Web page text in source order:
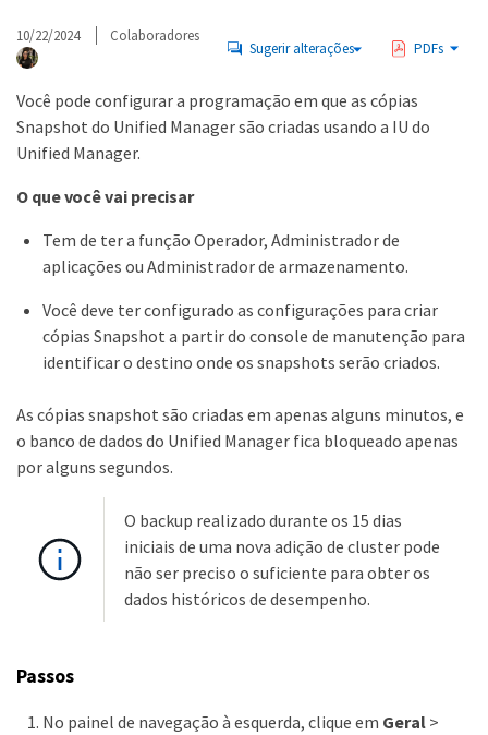
10/22/2024 Colaboradores
Sugerir alterações PDFs
Você pode configurar a programação em que as cópias
Snapshot do Unified Manager são criadas usando a IU do
Unified Manager.
O que você vai precisar
Tem de ter a função Operador, Administrador de
aplicações ou Administrador de armazenamento.
Você deve ter configurado as configurações para criar
cópias Snapshot a partir do console de manutenção para
identificar o destino onde os snapshots serão criados.
As cópias snapshot são criadas em apenas alguns minutos, e
o banco de dados do Unified Manager fica bloqueado apenas
por alguns segundos.
O backup realizado durante os 15 dias
iniciais de uma nova adição de cluster pode
não ser preciso o suficiente para obter os
dados históricos de desempenho.
Passos
No painel de navegação à esquerda, clique em Geral>